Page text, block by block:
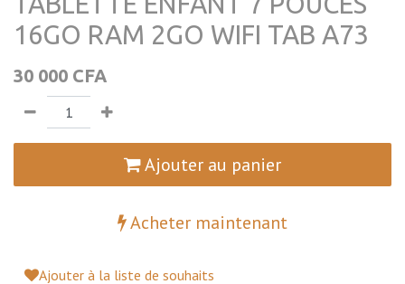
16GO RAM 2GO WIFI TAB A73
30 000 CFA
Ajouter au panier
Acheter maintenant
Ajouter à la liste de souhaits